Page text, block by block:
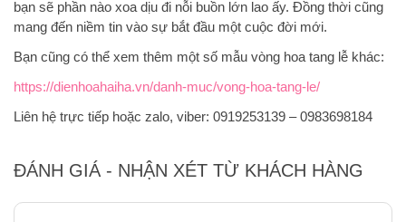
bạn sẽ phần nào xoa dịu đi nỗi buồn lớn lao ấy. Đồng thời cũng
mang đến niềm tin vào sự bắt đầu một cuộc đời mới.
Bạn cũng có thể xem thêm một số mẫu vòng hoa tang lễ khác:
https://dienhoahaiha.vn/danh-muc/vong-hoa-tang-le/
Liên hệ trực tiếp hoặc zalo, viber: 0919253139 – 0983698184
ĐÁNH GIÁ - NHẬN XÉT TỪ KHÁCH HÀNG